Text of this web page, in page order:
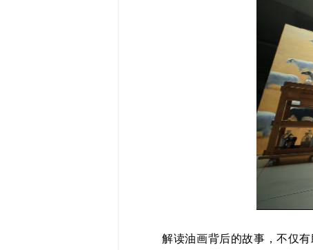
解读油画背后的故事，不仅有